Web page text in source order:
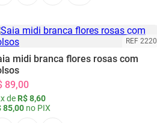
REF 2220
midi branca flores rosas com
89,00
de R$ 8,60
85,00 no PIX